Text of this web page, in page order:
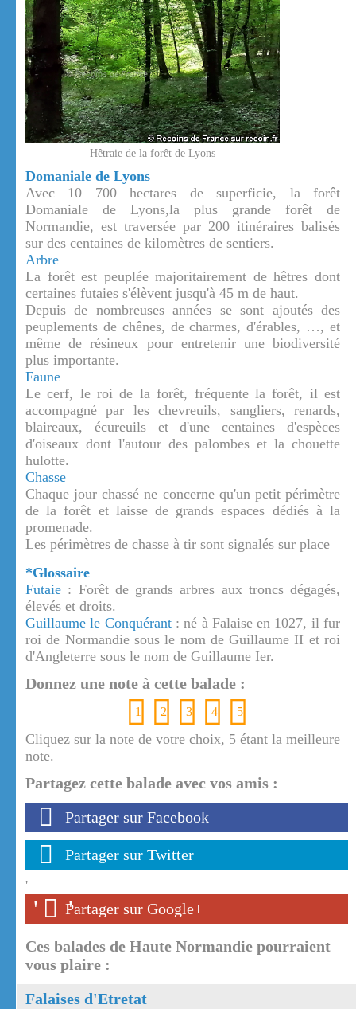
Hêtraie de la forêt de Lyons
Domaniale de Lyons
Avec 10 700 hectares de superficie, la forêt
Domaniale de Lyons,la plus grande forêt de
Normandie, est traversée par 200 itinéraires balisés
sur des centaines de kilomètres de sentiers.
Arbre
La forêt est peuplée majoritairement de hêtres dont
certaines futaies s'élèvent jusqu'à 45 m de haut.
Depuis de nombreuses années se sont ajoutés des
peuplements de chênes, de charmes, d'érables, …, et
même de résineux pour entretenir une biodiversité
plus importante.
Faune
Le cerf, le roi de la forêt, fréquente la forêt, il est
accompagné par les chevreuils, sangliers, renards,
blaireaux, écureuils et d'une centaines d'espèces
d'oiseaux dont l'autour des palombes et la chouette
hulotte.
Chasse
Chaque jour chassé ne concerne qu'un petit périmètre
de la forêt et laisse de grands espaces dédiés à la
promenade.
Les périmètres de chasse à tir sont signalés sur place
*Glossaire
Futaie : Forêt de grands arbres aux troncs dégagés,
élevés et droits.
Guillaume le Conquérant: né à Falaise en 1027, il fur
roi de Normandie sous le nom de Guillaume II et roi
d'Angleterre sous le nom de Guillaume Ier.
Donnez une note à cette balade :
1 2 3 4 5
Cliquez sur la note de votre choix, 5 étant la meilleure
note.
Partagez cette balade avec vos amis :
Partager sur Facebook
Partager sur Twitter
'
' '
Partager sur Google+
Ces balades de Haute Normandie pourraient
vous plaire :
Falaises d'Etretat